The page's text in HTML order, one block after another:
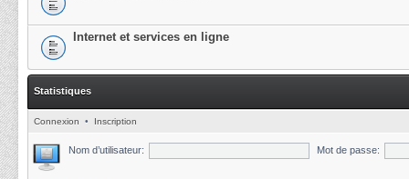
Internet et services en ligne
Statistiques
Connexion • Inscription
Nom d’utilisateur: Mot de passe: